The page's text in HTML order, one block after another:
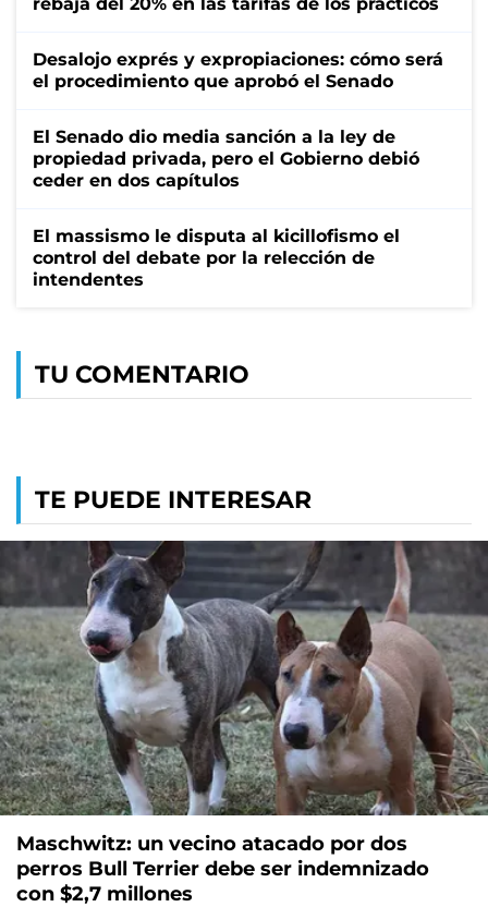
Desalojo exprés y expropiaciones: cómo será
el procedimiento que aprobó el Senado
El Senado dio media sanción a la ley de
propiedad privada, pero el Gobierno debió
ceder en dos capítulos
El massismo le disputa al kicillofismo el
control del debate por la relección de
intendentes
TU COMENTARIO
TE PUEDE INTERESAR
Maschwitz: un vecino atacado por dos
perros Bull Terrier debe ser indemnizado
con $2,7 millones